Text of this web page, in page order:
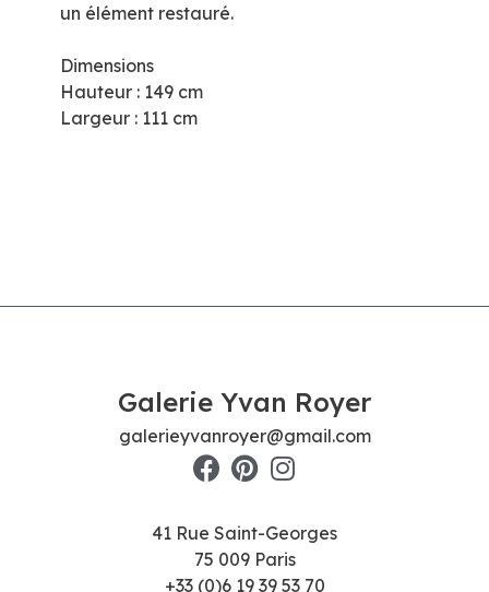
un élément restauré.
Dimensions
Hauteur : 149 cm
Largeur : 111 cm
Galerie Yvan Royer
galerieyvanroyer@gmail.com
41 Rue Saint-Georges
75 009 Paris
+33 (0)6 19 39 53 70